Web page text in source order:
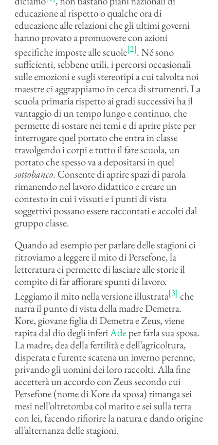
educazione al rispetto o qualche ora di
educazione alle relazioni che gli ultimi governi
hanno provato a promuovere con azioni
specifiche imposte alle scuole[2]. Né sono
sufficienti, sebbene utili, i percorsi occasionali
sulle emozioni e sugli stereotipi a cui talvolta noi
maestre ci aggrappiamo in cerca di strumenti. La
scuola primaria rispetto ai gradi successivi ha il
vantaggio di un tempo lungo e continuo, che
permette di sostare nei temi e di aprire piste per
interrogare quel portato che entra in classe
travolgendo i corpi e tutto il fare scuola, un
portato che spesso va a depositarsi in quel
sottobanco. Consente di aprire spazi di parola
rimanendo nel lavoro didattico e creare un
contesto in cui i vissuti e i punti di vista
soggettivi possano essere raccontati e accolti dal
gruppo classe.
Quando ad esempio per parlare delle stagioni ci
ritroviamo a leggere il mito di Persefone, la
letteratura ci permette di lasciare alle storie il
compito di far affiorare spunti di lavoro.
Leggiamo il mito nella versione illustrata[3] che
narra il punto di vista della madre Demetra.
Kore, giovane figlia di Demetra e Zeus, viene
rapita dal dio degli inferiAdeper farla sua sposa.
La madre, dea della fertilità e dell’agricoltura,
disperata e furente scatena un inverno perenne,
privando gli uomini dei loro raccolti. Alla fine
accetterà un accordo con Zeus secondo cui
Persefone (nome di Kore da sposa) rimanga sei
mesi nell’oltretomba col marito e sei sulla terra
con lei, facendo rifiorire la natura e dando origine
all’alternanza delle stagioni.